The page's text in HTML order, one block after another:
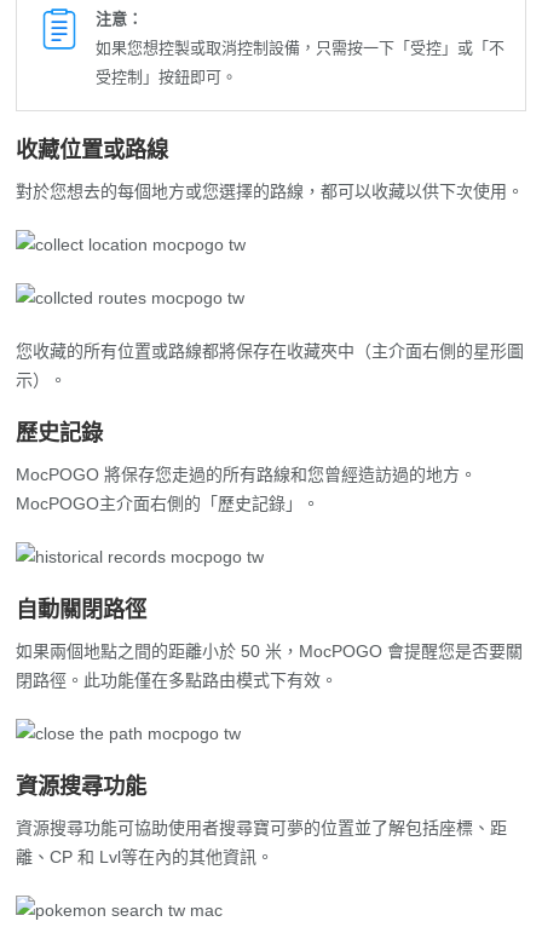
受控制」按鈕即可。
收藏位置或路線
對於您想去的每個地方或您選擇的路線，都可以收藏以供下次使用。
您收藏的所有位置或路線都將保存在收藏夾中（主介面右側的星形圖
歷史記錄
MocPOGO 將保存您走過的所有路線和您曾經造訪過的地方。
MocPOGO主介面右側的「歷史記錄」。
自動關閉路徑
如果兩個地點之間的距離小於 50 米，MocPOGO 會提醒您是否要關
閉路徑。此功能僅在多點路由模式下有效。
資源搜尋功能
資源搜尋功能可協助使用者搜尋寶可夢的位置並了解包括座標、距
離、CP 和 Lvl等在內的其他資訊。
如何使用藍牙模式飛人💡【最新】